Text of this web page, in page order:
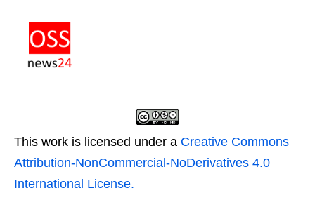
This work is licensed under a Creative Commons
Attribution-NonCommercial-NoDerivatives 4.0
International License.